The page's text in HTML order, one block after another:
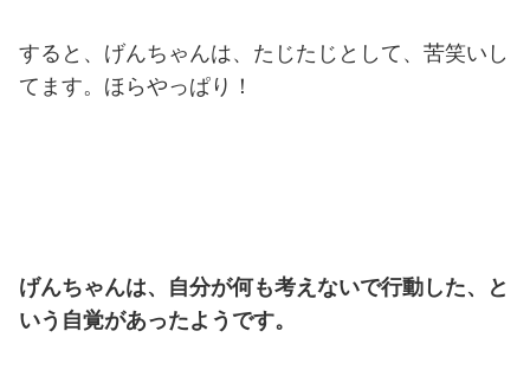
すると、げんちゃんは、たじたじとして、苦笑いし
てます。ほらやっぱり！
げんちゃんは、自分が何も考えないで行動した、と
いう自覚があったようです。